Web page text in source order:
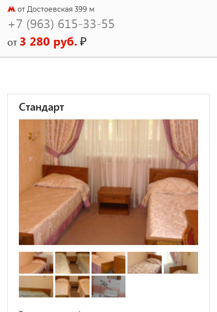
от Достоевская 399 м
+7 (963) 615-33-55
от 3 280 руб.₽
Стандарт